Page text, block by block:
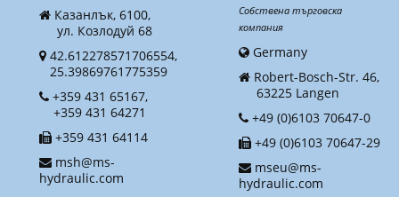
Казанлък, 6100,
ул. Козлодуй 68
42.612278571706554,
25.39869761775359
+359 431 65167,
+359 431 64271
+359 431 64114
msh@ms-
hydraulic.com
Собствена търговска
компания
Germany
Robert-Bosch-Str. 46,
63225 Langen
+49 (0)6103 70647-0
+49 (0)6103 70647-29
mseu@ms-
hydraulic.com